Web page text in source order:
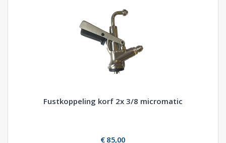
Fustkoppeling korf 2x 3/8 micromatic
€ 85,00